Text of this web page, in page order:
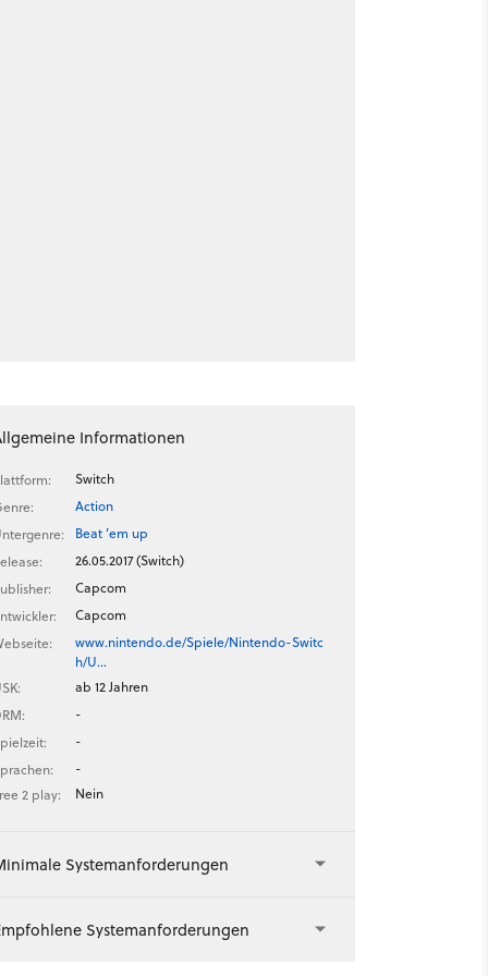
Informationen
Switch
Action
Beat ’em up
26.05.2017 (Switch)
Capcom
Capcom
www.nintendo.de/Spiele/Nintendo-Switc
h/U…
ab 12 Jahren
-
-
-
2 play:
Nein
Systemanforderungen
Systemanforderungen